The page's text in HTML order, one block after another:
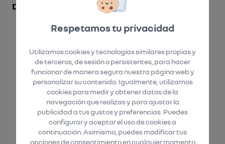
DISEÑO
Respetamos tu privacidad
Utilizamos cookies y tecnologías similares propias y
de terceros, de sesión o persistentes, para hacer
funcionar de manera segura nuestra página web y
personalizar su contenido. Igualmente, utilizamos
cookies para medir y obtener datos de la
navegación que realizas y para ajustar la
publicidad a tus gustos y preferencias. Puedes
configurar y aceptar el uso de cookies a
continuación. Asimismo, puedes modificar tus
opciones de consentimiento en cualquier momento